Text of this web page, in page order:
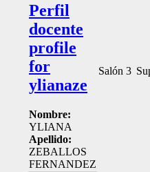
Perfil
docente
profile
for
ylianaze
Nombre:
YLIANA
Apellido:
ZEBALLOS
FERNANDEZ
Salón 3